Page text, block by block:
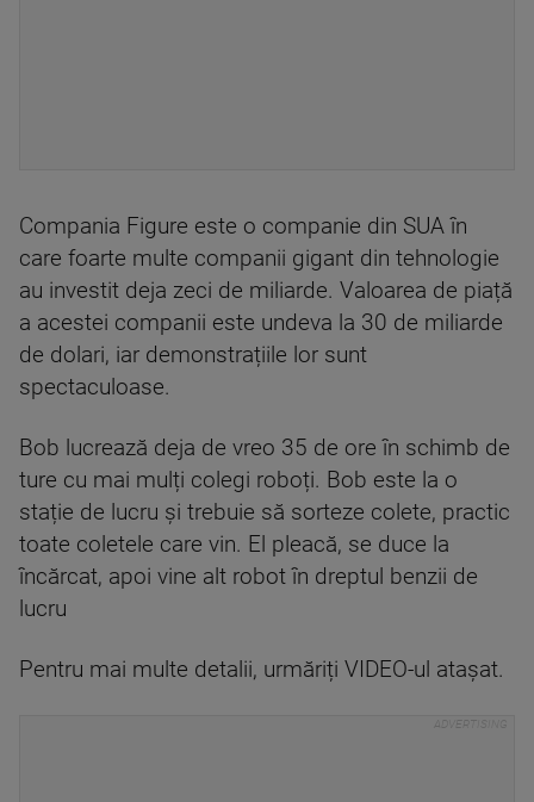
Compania Figure este o companie din SUA în
care foarte multe companii gigant din tehnologie
au investit deja zeci de miliarde. Valoarea de piață
a acestei companii este undeva la 30 de miliarde
de dolari, iar demonstrațiile lor sunt
spectaculoase.
Bob lucrează deja de vreo 35 de ore în schimb de
ture cu mai mulți colegi roboți. Bob este la o
stație de lucru și trebuie să sorteze colete, practic
toate coletele care vin. El pleacă, se duce la
încărcat, apoi vine alt robot în dreptul benzii de
lucru
Pentru mai multe detalii, urmăriți VIDEO-ul atașat.